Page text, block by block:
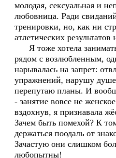
молодая, сексуальная и
любовница. Ради
тренировки, но, как ни
атлетических результатов
Я тоже хотела
рядом с возлюбленным,
нарывалась на запрет:
упражнений, нарушу
перепутаю планы. И
- занятие вовсе не
вздохнув, я признавала
Зачем быть помехой? К
держаться поодаль от
Зачастую они слишком
любопытны!